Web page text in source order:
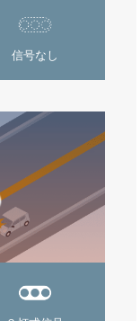
信号なし